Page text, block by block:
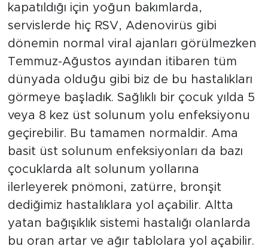
kapatıldığı için yoğun bakımlarda,
servislerde hiç RSV, Adenovirüs gibi
dönemin normal viral ajanları görülmezken
Temmuz-Ağustos ayından itibaren tüm
dünyada olduğu gibi biz de bu hastalıkları
görmeye başladık. Sağlıklı bir çocuk yılda 5
veya 8 kez üst solunum yolu enfeksiyonu
geçirebilir. Bu tamamen normaldir. Ama
basit üst solunum enfeksiyonları da bazı
çocuklarda alt solunum yollarına
ilerleyerek pnömoni, zatürre, bronşit
dediğimiz hastalıklara yol açabilir. Altta
yatan bağışıklık sistemi hastalığı olanlarda
bu oran artar ve ağır tablolara yol açabilir.